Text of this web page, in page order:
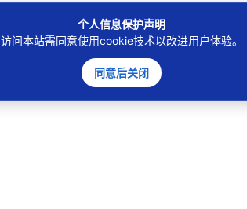
个人信息保护声明
访问本站需同意使用cookie技术以改进用户体验。
同意后关闭